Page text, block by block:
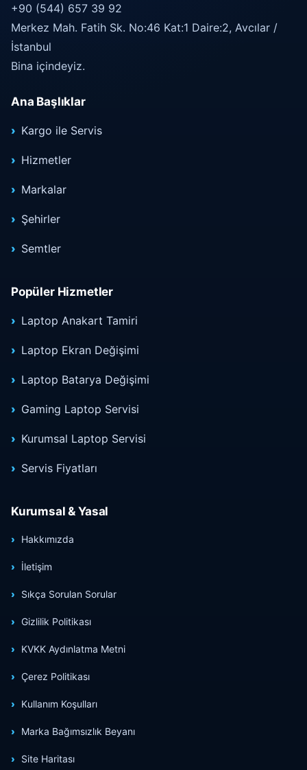
+90 (544) 657 39 92
Merkez Mah. Fatih Sk. No:46 Kat:1 Daire:2, Avcılar /
İstanbul
Bina içindeyiz.
Ana Başlıklar
Kargo ile Servis
Hizmetler
Markalar
Şehirler
Semtler
Popüler Hizmetler
Laptop Anakart Tamiri
Laptop Ekran Değişimi
Laptop Batarya Değişimi
Gaming Laptop Servisi
Kurumsal Laptop Servisi
Servis Fiyatları
Kurumsal & Yasal
Hakkımızda
İletişim
Sıkça Sorulan Sorular
Gizlilik Politikası
KVKK Aydınlatma Metni
Çerez Politikası
Kullanım Koşulları
Marka Bağımsızlık Beyanı
Site Haritası